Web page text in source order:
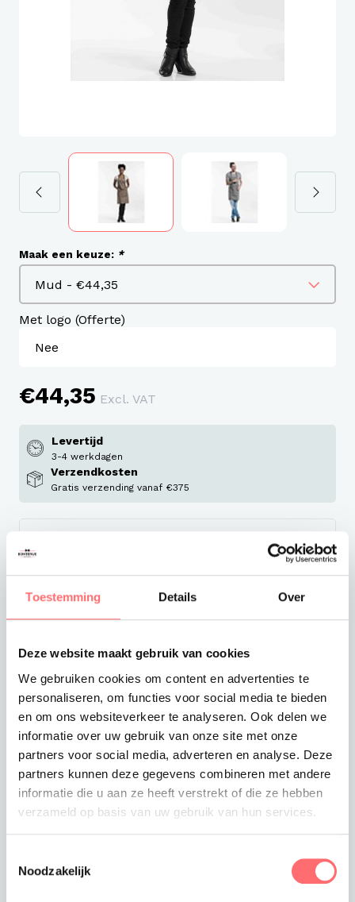
Toestemming Details Over
Deze website maakt gebruik van cookies
We gebruiken cookies om content en advertenties te
personaliseren, om functies voor social media te bieden
en om ons websiteverkeer te analyseren. Ook delen we
informatie over uw gebruik van onze site met onze
partners voor social media, adverteren en analyse. Deze
partners kunnen deze gegevens combineren met andere
informatie die u aan ze heeft verstrekt of die ze hebben
verzameld op basis van uw gebruik van hun services.
Noodzakelijk
Maak een keuze: *
Met logo (Offerte)
€44,35 Excl. VAT
Levertijd
3-4 werkdagen
Verzendkosten
Gratis verzending vanaf €375
Offerte of sample aanvragen
Wil je een offerte of sample aanvragen.
Stop dit product dan in je winkelmandje en
vraag een offerte of sample aan.